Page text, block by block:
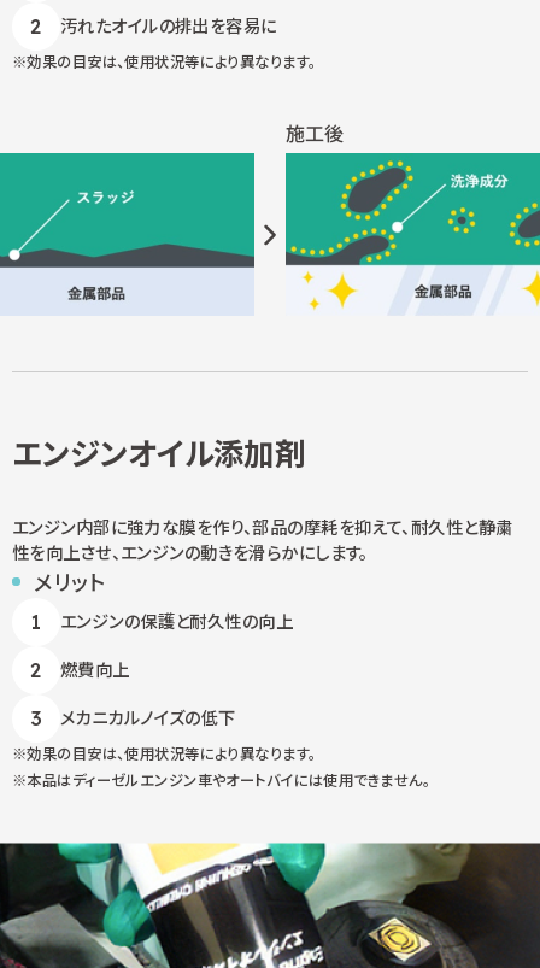
汚れたオイルの排出を容易に
効果の目安は、使用状況等により異なります。
エンジンオイル添加剤
エンジン内部に強力な膜を作り、部品の摩耗を抑えて、耐久性と静粛
性を向上させ、エンジンの動きを滑らかにします。
メリット
エンジンの保護と耐久性の向上
燃費向上
メカニカルノイズの低下
効果の目安は、使用状況等により異なります。
本品はディーゼルエンジン車やオートバイには使用できません。